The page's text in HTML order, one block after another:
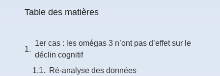
Table des matières
1er cas : les omégas 3 n’ont pas d’effet sur le
déclin cognitif
Ré-analyse des données